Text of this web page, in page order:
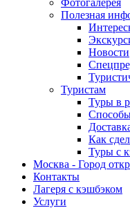
Фотогалерея
Полезная
Новости
Туристам
Туры в
Как
Туры с
Москва - Город
Контакты
Лагеря с кэшбэком
Услуги